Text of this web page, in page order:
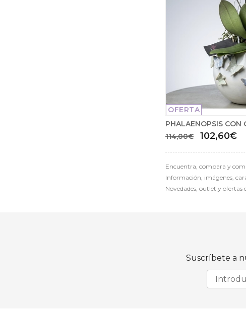
Encuentra, compara y
Información, imágenes,
Novedades, outlet y ofertas
OFERTA
PHALAENOPSIS CON
114,00€
102,60€
Suscríbete a